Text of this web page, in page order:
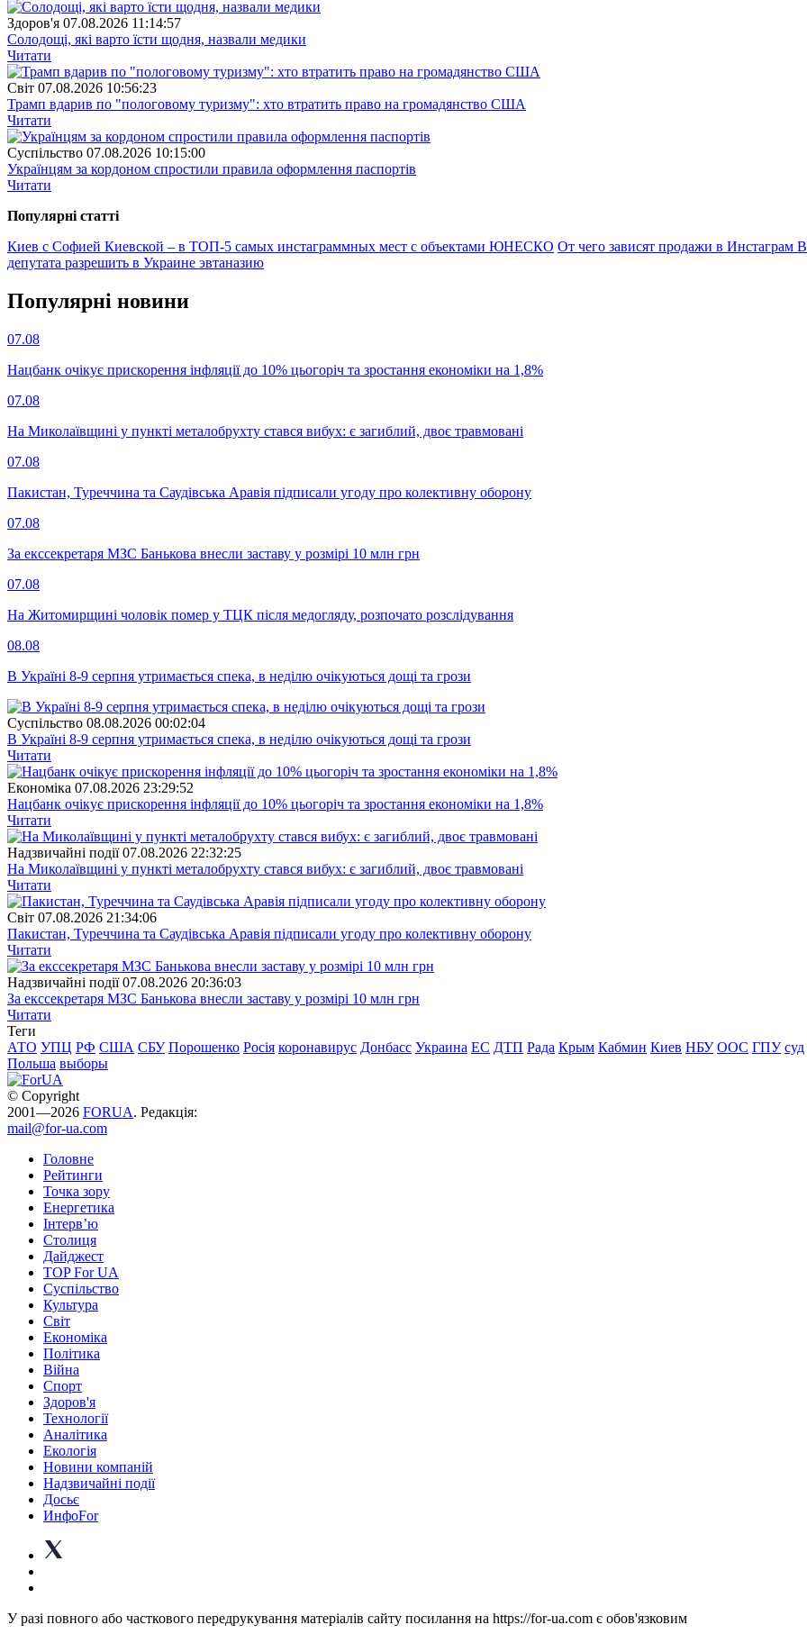
Здоров'я 07.08.2026 11:14:57
Солодощі, які варто їсти щодня, назвали медики
Читати
Свiт 07.08.2026 10:56:23
Трамп вдарив по "пологовому туризму": хто втратить право на громадянство США
Читати
Суспiльство 07.08.2026 10:15:00
Українцям за кордоном спростили правила оформлення паспортів
Читати
Популярнi статтi
Киев с Софией Киевской – в ТОП-5 самых инстаграммных мест с объектами ЮНЕСКО От чего зависят продажи в Инстаграм В
депутата разрешить в Украине эвтаназию
Популярнi новини
07.08
Нацбанк очікує прискорення інфляції до 10% цьогоріч та зростання економіки на 1,8%
07.08
На Миколаївщині у пункті металобрухту стався вибух: є загиблий, двоє травмовані
07.08
Пакистан, Туреччина та Саудівська Аравія підписали угоду про колективну оборону
07.08
За екссекретаря МЗС Банькова внесли заставу у розмірі 10 млн грн
07.08
На Житомирщині чоловік помер у ТЦК після медогляду, розпочато розслідування
08.08
В Україні 8-9 серпня утримається спека, в неділю очікуються дощі та грози
Суспiльство 08.08.2026 00:02:04
В Україні 8-9 серпня утримається спека, в неділю очікуються дощі та грози
Читати
Економіка 07.08.2026 23:29:52
Нацбанк очікує прискорення інфляції до 10% цьогоріч та зростання економіки на 1,8%
Читати
Надзвичайні події 07.08.2026 22:32:25
На Миколаївщині у пункті металобрухту стався вибух: є загиблий, двоє травмовані
Читати
Свiт 07.08.2026 21:34:06
Пакистан, Туреччина та Саудівська Аравія підписали угоду про колективну оборону
Читати
Надзвичайні події 07.08.2026 20:36:03
За екссекретаря МЗС Банькова внесли заставу у розмірі 10 млн грн
Читати
Теги
АТО УПЦ РФ США СБУ Порошенко Росія коронавирус Донбасс Украина ЕС ДТП Рада Крым Кабмин Киев НБУ ООС ГПУ суд
Польша выборы
© Copyright
2001—2026 FORUA. Редакція:
mail@for-ua.com
Головне
Рейтинги
Точка зору
Енергетика
Інтерв’ю
Столиця
Дайджест
TOP For UA
Суспiльство
Культура
Світ
Економіка
Політика
Війна
Спорт
Здоров'я
Технології
Аналітика
Екологія
Новини компаній
Надзвичайні події
Досьє
ИнфоFor
У разі повного або часткового передрукування матеріалів сайту посилання на https://for-ua.com є обов'язковим